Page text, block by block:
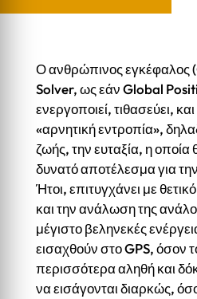
Ο ανθρώπινος εγκέφαλος
Solver, ως εάν Global
ενεργοποιεί, τιθασεύει,
«αρνητική εντροπία»,
ζωής, την ευταξία, η
δυνατό αποτέλεσμα για
Ήτοι, επιτυγχάνει με
και την ανάλωση της
μέγιστο βεληνεκές
εισαχθούν στο GPS, όσον
περισσότερα αληθή και
να εισάγονται διαρκώς,